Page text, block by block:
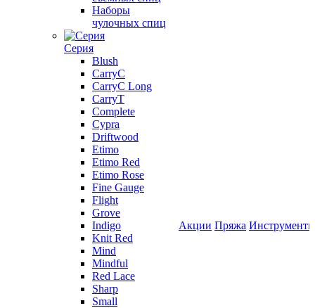
Наборы
чулочных спиц
Серия
Blush
CarryC
CarryC Long
CarryT
Complete
Cypra
Driftwood
Etimo
Etimo Red
Etimo Rose
Fine Gauge
Flight
Grove
Indigo
Knit Red
Mind
Mindful
Red Lace
Sharp
Small
Акции Пряжа Инструменты